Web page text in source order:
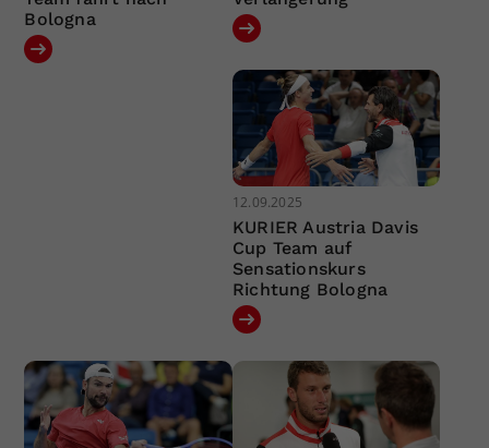
Bologna
12.09.2025
KURIER Austria Davis
Cup Team auf
Sensationskurs
Richtung Bologna